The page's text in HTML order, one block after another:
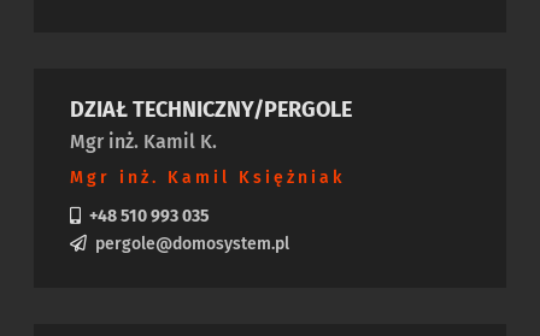
DZIAŁ TECHNICZNY/PERGOLE
Mgr inż. Kamil K.
Mgr inż. Kamil Księżniak
+48 510 993 035
pergole@domosystem.pl